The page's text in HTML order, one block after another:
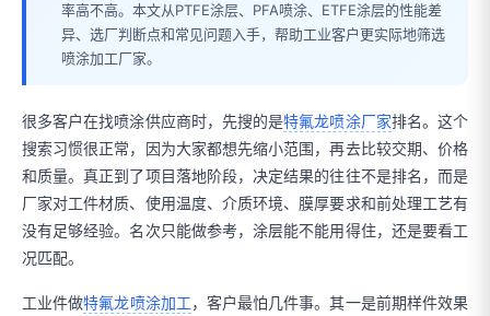
率高不高。本文从PTFE涂层、PFA喷涂、ETFE涂层的性能差
异、选厂判断点和常见问题入手，帮助工业客户更实际地筛选
喷涂加工厂家。
很多客户在找喷涂供应商时，先搜的是特氟龙喷涂厂家排名。这个
搜索习惯很正常，因为大家都想先缩小范围，再去比较交期、价格
和质量。真正到了项目落地阶段，决定结果的往往不是排名，而是
厂家对工件材质、使用温度、介质环境、膜厚要求和前处理工艺有
没有足够经验。名次只能做参考，涂层能不能用得住，还是要看工
况匹配。
工业件做特氟龙喷涂加工，客户最怕几件事。其一是前期样件效果